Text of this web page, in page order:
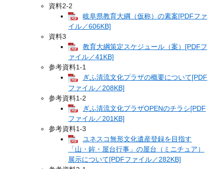
資料2‐2
岐阜県教育大綱（仮称）の素案[PDFファ
イル／606KB]
資料3
教育大綱策定スケジュール（案）[PDFフ
ァイル／41KB]
参考資料1‐1
ぎふ清流文化プラザの概要について[PDF
ファイル／208KB]
参考資料1‐2
ぎふ清流文化プラザOPENのチラシ[PDF
ファイル／201KB]
参考資料1‐3
ユネスコ無形文化遺産登録を目指す
「山・鉾・屋台行事」の屋台（ミニチュア）
展示について[PDFファイル／282KB]